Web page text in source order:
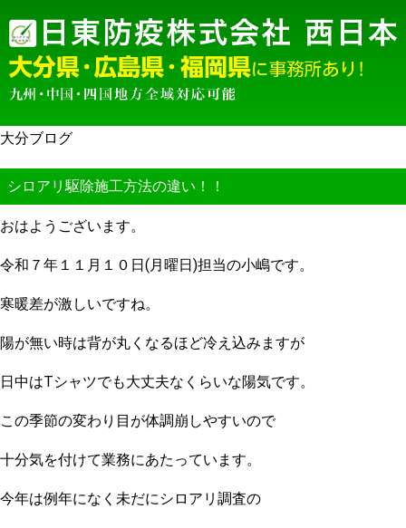
大分ブログ
シロアリ駆除施工方法の違い！！
おはようございます。
令和７年１１月１０日(月曜日)担当の小嶋です。
寒暖差が激しいですね。
陽が無い時は背が丸くなるほど冷え込みますが
日中はTシャツでも大丈夫なくらいな陽気です。
この季節の変わり目が体調崩しやすいので
十分気を付けて業務にあたっています。
今年は例年になく未だにシロアリ調査の